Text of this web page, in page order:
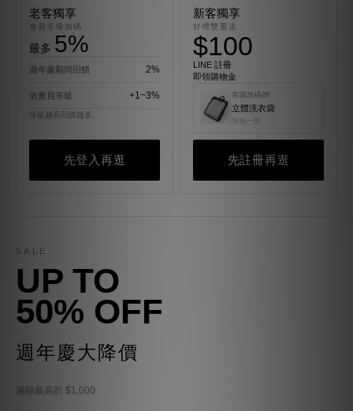
老客獨享
會員等級加碼
最多 5%
週年慶期間回饋 2%
依會員等級 +1~3%
等級越高回饋越多。
先登入再逛
新客獨享
好禮雙重送
$100
LINE 註冊
即領購物金
首購加碼贈
立體洗衣袋
限領一個
先註冊再逛
SALE
UP TO
50% OFF
週年慶大降價
滿額最高折 $1,000